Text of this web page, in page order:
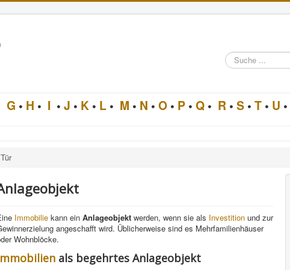
Suche
im
G • H • I • J • K • L • M • N • O • P • Q • R • S • T • U •
Tür
Immobilie kann ein Anlageobjekt werden, wenn sie als Investition und zur
angeschafft wird. Üblicherweise sind es Mehrfamilienhäuser
Wohnblöcke.
als begehrtes Anlageobjekt